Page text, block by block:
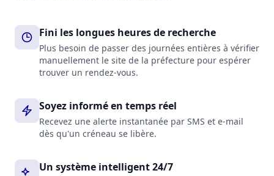
Fini les longues heures de recherche
Plus besoin de passer des journées entières à vérifier
manuellement le site de la préfecture pour espérer
trouver un rendez-vous.
Soyez informé en temps réel
Recevez une alerte instantanée par SMS et e-mail
dès qu'un créneau se libère.
Un système intelligent 24/7